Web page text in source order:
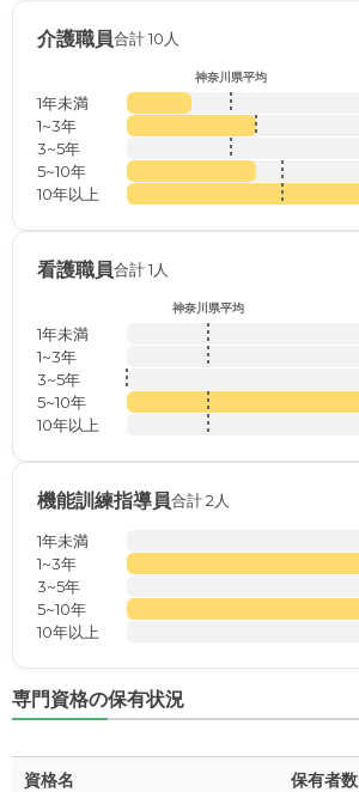
介護職員合計 10人
神奈川県平均
1年未満
1~3年
3~5年
5~10年
10年以上
看護職員合計 1人
神奈川県平均
1年未満
1~3年
3~5年
5~10年
10年以上
機能訓練指導員合計 2人
1年未満
1~3年
3~5年
5~10年
10年以上
専門資格の保有状況
資格名 保有者数